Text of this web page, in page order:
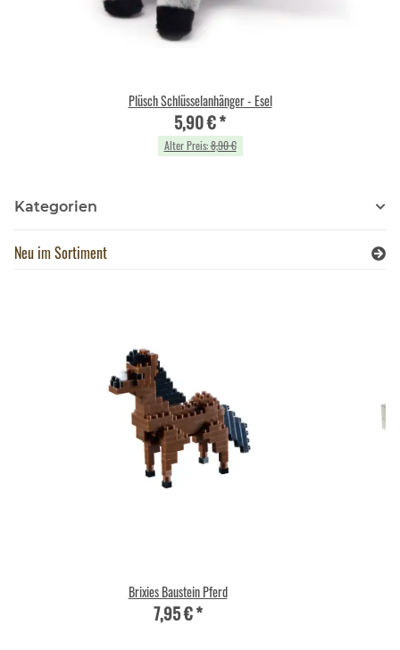
Plüsch Schlüsselanhänger - Esel
5,90 €*
Alter Preis:8,90 €
Kategorien
Neu im Sortiment
Brixies Baustein Pferd
7,95 €*